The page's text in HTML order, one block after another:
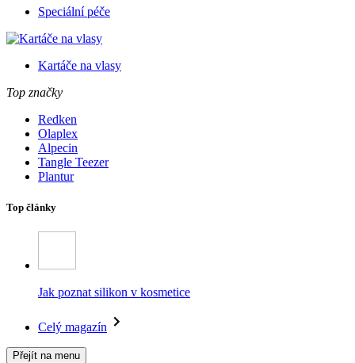
Speciální péče
Kartáče na vlasy
Top značky
Redken
Olaplex
Alpecin
Tangle Teezer
Plantur
Top články
Jak poznat silikon v kosmetice
Celý magazín
Přejít na menu